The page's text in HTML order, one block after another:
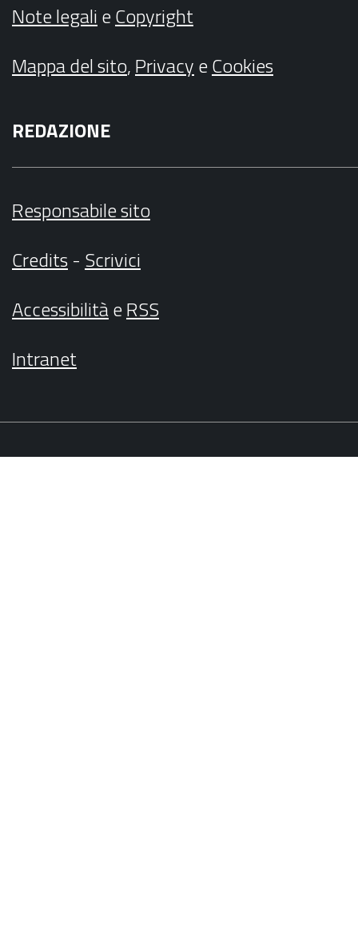
Note legalieCopyright
Mappa del sito,PrivacyeCookies
REDAZIONE
Responsabile sito
Credits- Scrivici
AccessibilitàeRSS
Intranet